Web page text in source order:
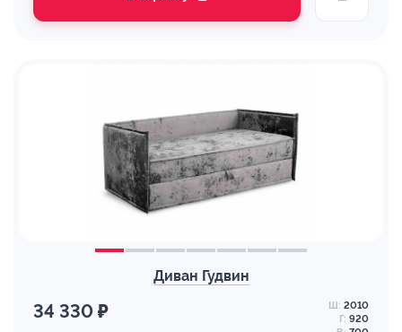
Диван Гудвин
34 330 ₽ Ш: 2010
Г: 920